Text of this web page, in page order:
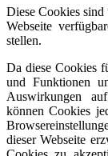
Diese Cookies
Webseite
stellen.
Da diese Cookies
und Funktionen
Auswirkungen
können Cookies
dieser Webseite